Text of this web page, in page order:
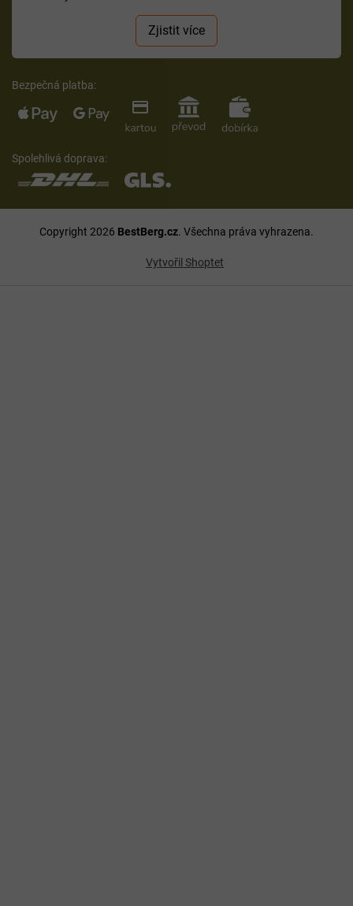
Zjistit více
Bezpečná platba:
Spolehlivá doprava:
Vytvořil Shoptet
Copyright 2026 BestBerg.cz. Všechna práva vyhrazena.